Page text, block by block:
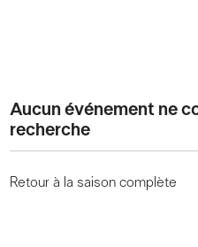
Aucun événement ne
recherche
Retour à la saison complète